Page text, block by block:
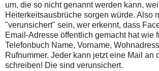
um, die so nicht genannt werden kann,
Heiterkeitsausbrüche sorgen würde. Also
"verunsichert" sein, wer erkennt, dass
Email-Adresse öffentlich gemacht hat wie
Telefonbuch Name, Vorname,
Rufnummer. Jeder kann jetzt eine Mail an
schreiben! Die sind verunsichert.